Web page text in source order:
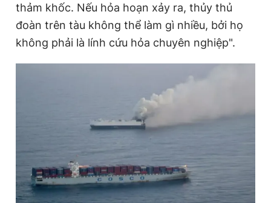
thảm khốc. Nếu hỏa hoạn xảy ra, thủy thủ
đoàn trên tàu không thể làm gì nhiều, bởi họ
không phải là lính cứu hỏa chuyên nghiệp".